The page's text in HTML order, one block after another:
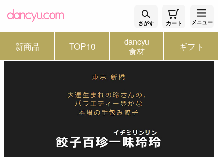
さがす カート メニュー
新商品 TOP10 dancyu
食材 ギフト